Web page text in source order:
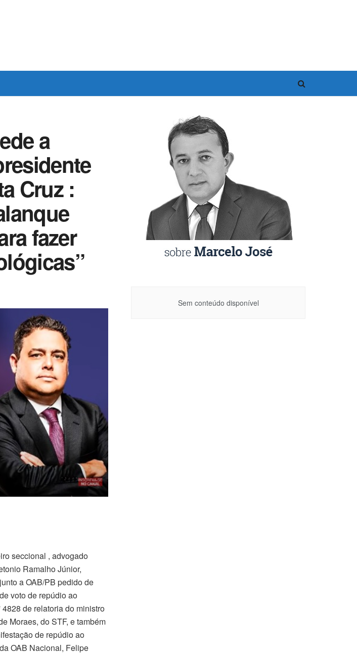
a
Cruz :
fazer
seccional , advogado
Ramalho Júnior,
a OAB/PB pedido de
voto de repúdio ao
4828 de relatoria do ministro
Moraes, do STF, e também
de repúdio ao
OAB Nacional, Felipe
Sem conteúdo disponível